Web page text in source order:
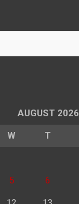
AUGUST 2026
W T
5 6